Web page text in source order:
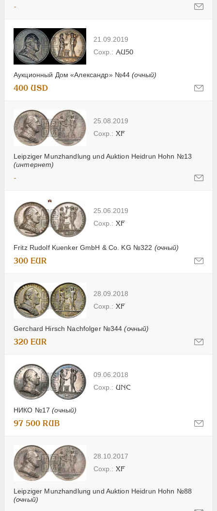
-
21.09.2019
Аукционный Дом «Александр» №44(очный)
AU50
400 USD
25.08.2019
Leipziger Munzhandlung und Auktion Heidrun Hohn №13
(интернет)
XF
-
25.06.2019
Fritz Rudolf Kuenker GmbH & Co. KG №322 (очный)
XF
300 EUR
28.09.2018
Gerchard Hirsch Nachfolger №344(очный)
XF
320 EUR
09.06.2018
НИКО №17(очный)
UNC
97 500 RUB
28.10.2017
Leipziger Munzhandlung und Auktion Heidrun Hohn №88
(очный)
XF